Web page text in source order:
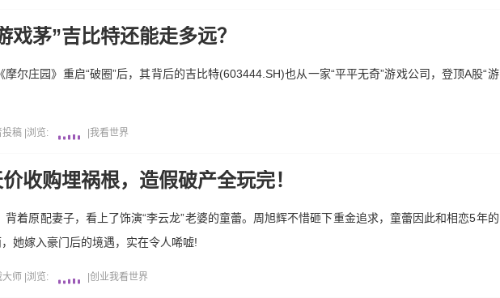
戏茅”吉比特还能走多远？
尔庄园》重启“破圈”后，其背后的吉比特(603444.SH)也从一家“平平无奇”游戏公司，登顶A股“游
投稿 浏览: 我看世界
收购埋祸根，造假破产全玩完！
着原配妻子，看上了饰演“李云龙”老婆的童蕾。周旭辉不惜砸下重金追求，童蕾因此和相恋5年的
她嫁入豪门后的境遇，实在令人唏嘘!
大师 浏览: 创业我看世界